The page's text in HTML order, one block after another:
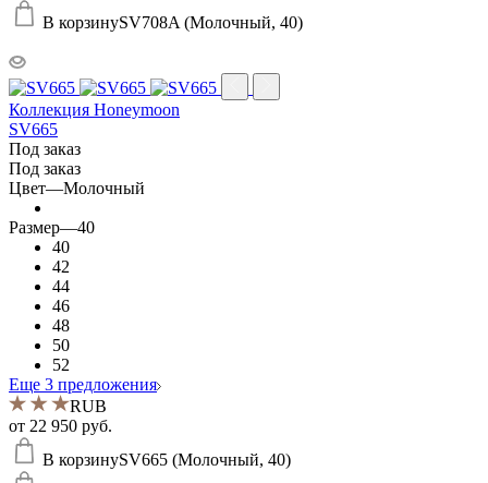
В корзинуSV708A (Молочный, 40)
Коллекция Honeymoon
SV665
Под заказ
Под заказ
Цвет—Молочный
Размер—40
40
42
44
46
48
50
52
Еще 3 предложения
RUB
от 22 950 руб.
В корзинуSV665 (Молочный, 40)